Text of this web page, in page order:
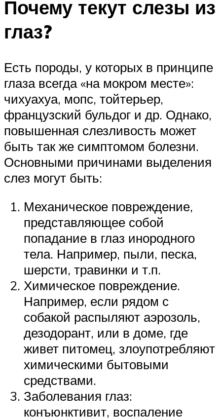
Почему текут слезы из
глаз?
Есть породы, у которых в принципе
глаза всегда «на мокром месте»:
чихуахуа, мопс, тойтерьер,
французский бульдог и др. Однако,
повышенная слезливость может
быть так же симптомом болезни.
Основными причинами выделения
слез могут быть:
Механическое повреждение,
представляющее собой
попадание в глаз инородного
тела. Например, пыли, песка,
шерсти, травинки и т.п.
Химическое повреждение.
Например, если рядом с
собакой распыляют аэрозоль,
дезодорант, или в доме, где
живет питомец, злоупотребляют
химическими бытовыми
средствами.
Заболевания глаз:
конъюнктивит, воспаление